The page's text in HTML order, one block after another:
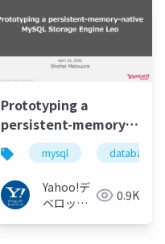
yahoo mysql
Prototyping a
persistent-memory-
native MySQL
Storage Engine Leo
#MySQL #Database
#Transaction
#PersistentMemory
mysql database
Yahoo!デ
ベロッパ
0.9K